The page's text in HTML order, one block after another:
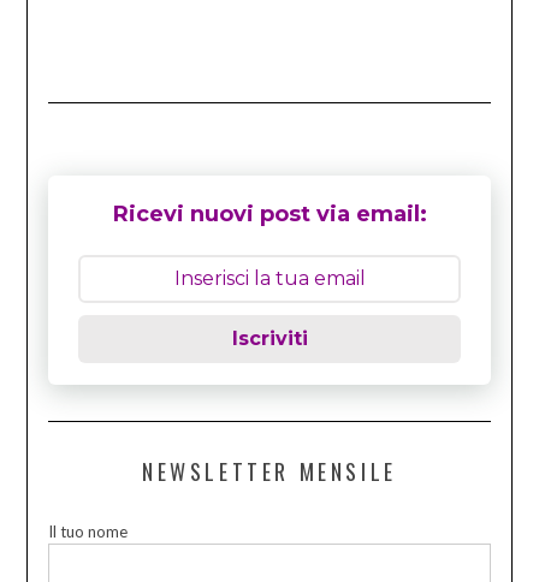
Ricevi nuovi post via email:
Iscriviti
NEWSLETTER MENSILE
Il tuo nome